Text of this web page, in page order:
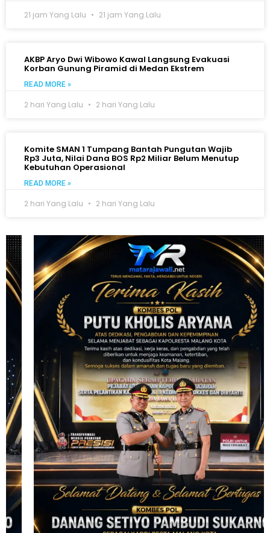
21 jam Yang Lalu 21 jam Yang Lalu
AKBP Aryo Dwi Wibowo Kawal Langsung Evakuasi
Korban Gunung Piramid di Medan Ekstrem
READ MORE »
2 hari Yang Lalu 2 hari Yang Lalu
Komite SMAN 1 Tumpang Bantah Pungutan Wajib
Rp3 Juta, Nilai Dana BOS Rp2 Miliar Belum Menutup
Kebutuhan Operasional
READ MORE »
2 hari Yang Lalu 2 hari Yang Lalu